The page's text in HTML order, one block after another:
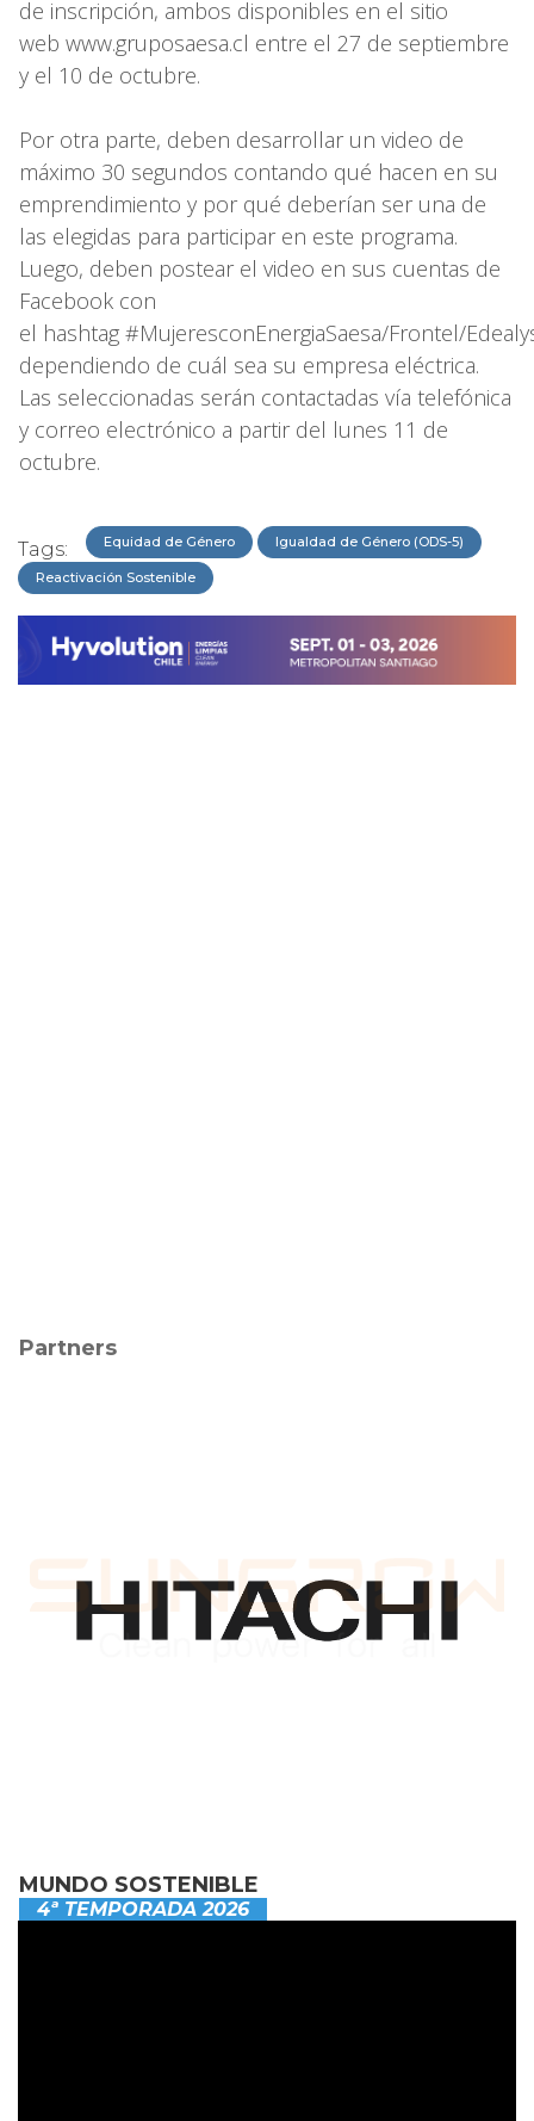
de inscripción, ambos disponibles en el sitio
web www.gruposaesa.cl entre el 27 de septiembre
y el 10 de octubre.
Por otra parte, deben desarrollar un video de
máximo 30 segundos contando qué hacen en su
emprendimiento y por qué deberían ser una de
las elegidas para participar en este programa.
Luego, deben postear el video en sus cuentas de
Facebook con
el hashtag #MujeresconEnergiaSaesa/Frontel/
dependiendo de cuál sea su empresa eléctrica.
Las seleccionadas serán contactadas vía telefónica
y correo electrónico a partir del lunes 11 de
octubre.
Tags: Equidad de Género Igualdad de Género (ODS-5)
Reactivación Sostenible
Partners
MUNDO SOSTENIBLE
4ª TEMPORADA 2026